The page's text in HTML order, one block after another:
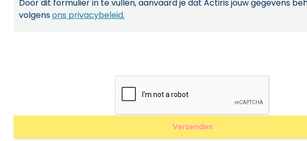
Door dit formulier in te vullen, aanvaard je dat Actiris jouw gegevens
volgensons privacybeleid.